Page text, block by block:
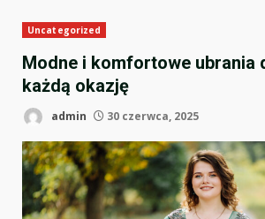
Uncategorized
Modne i komfortowe ubrania
każdą okazję
admin 30 czerwca, 2025